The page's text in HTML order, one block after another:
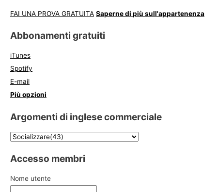
FAI UNA PROVA GRATUITA Saperne di più sull'appartenenza
Abbonamenti gratuiti
iTunes
Spotify
E-mail
Più opzioni
Argomenti di inglese commerciale
Accesso membri
Nome utente